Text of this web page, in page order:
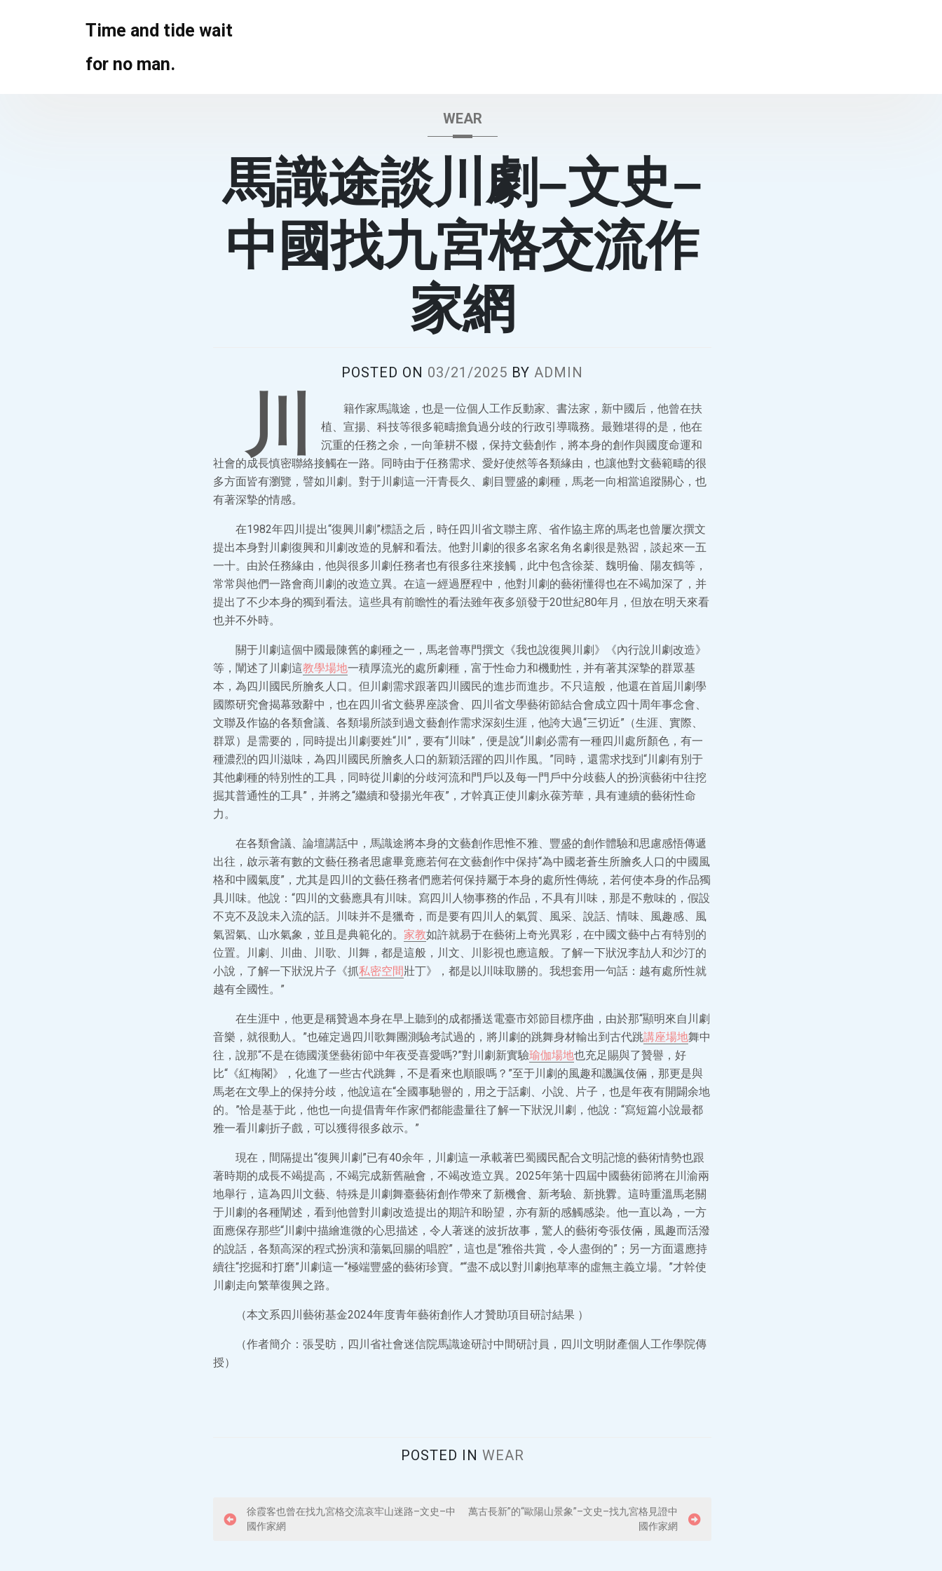
Time and tide wait
for no man.
WEAR
馬識途談川劇–文史–
中國找九宮格交流作
家網
POSTED ON 03/21/2025 BY ADMIN
川
籍作家馬識途，也是一位個人工作反動家、書法家，新中國后，他曾在扶
植、宣揚、科技等很多範疇擔負過分歧的行政引導職務。最難堪得的是，他在
沉重的任務之余，一向筆耕不輟，保持文藝創作，將本身的創作與國度命運和
社會的成長慎密聯絡接觸在一路。同時由于任務需求、愛好使然等各類緣由，也讓他對文藝範疇的很
多方面皆有瀏覽，譬如川劇。對于川劇這一汗青長久、劇目豐盛的劇種，馬老一向相當追蹤關心，也
有著深摯的情感。
在1982年四川提出“復興川劇”標語之后，時任四川省文聯主席、省作協主席的馬老也曾屢次撰文
提出本身對川劇復興和川劇改造的見解和看法。他對川劇的很多名家名角名劇很是熟習，談起來一五
一十。由於任務緣由，他與很多川劇任務者也有很多往來接觸，此中包含徐棻、魏明倫、陽友鶴等，
常常與他們一路會商川劇的改造立異。在這一經過歷程中，他對川劇的藝術懂得也在不竭加深了，并
提出了不少本身的獨到看法。這些具有前瞻性的看法雖年夜多頒發于20世紀80年月，但放在明天來看
也并不外時。
關于川劇這個中國最陳舊的劇種之一，馬老曾專門撰文《我也說復興川劇》《內行說川劇改造》
等，闡述了川劇這教學場地一積厚流光的處所劇種，富于性命力和機動性，并有著其深摯的群眾基
本，為四川國民所膾炙人口。但川劇需求跟著四川國民的進步而進步。不只這般，他還在首屆川劇學
國際研究會揭幕致辭中，也在四川省文藝界座談會、四川省文學藝術節結合會成立四十周年事念會、
文聯及作協的各類會議、各類場所談到過文藝創作需求深刻生涯，他誇大過“三切近”（生涯、實際、
群眾）是需要的，同時提出川劇要姓“川”，要有“川味”，便是說“川劇必需有一種四川處所顏色，有一
種濃烈的四川滋味，為四川國民所膾炙人口的新穎活躍的四川作風。”同時，還需求找到“川劇有別于
其他劇種的特別性的工具，同時從川劇的分歧河流和門戶以及每一門戶中分歧藝人的扮演藝術中往挖
掘其普通性的工具”，并將之“繼續和發揚光年夜”，才幹真正使川劇永葆芳華，具有連續的藝術性命
力。
在各類會議、論壇講話中，馬識途將本身的文藝創作思惟不雅、豐盛的創作體驗和思慮感悟傳遞
出往，啟示著有數的文藝任務者思慮畢竟應若何在文藝創作中保持“為中國老蒼生所膾炙人口的中國風
格和中國氣度”，尤其是四川的文藝任務者們應若何保持屬于本身的處所性傳統，若何使本身的作品獨
具川味。他說：“四川的文藝應具有川味。寫四川人物事務的作品，不具有川味，那是不敷味的，假設
不克不及說未入流的話。川味并不是獵奇，而是要有四川人的氣質、風采、說話、情味、風趣感、風
氣習氣、山水氣象，並且是典範化的。 家教如許就易于在藝術上奇光異彩，在中國文藝中占有特別的
位置。川劇、川曲、川歌、川舞，都是這般，川文、川影視也應這般。了解一下狀況李劼人和沙汀的
小說，了解一下狀況片子《抓私密空間壯丁》，都是以川味取勝的。我想套用一句話：越有處所性就
越有全國性。”
在生涯中，他更是稱贊過本身在早上聽到的成都播送電臺市郊節目標序曲，由於那“顯明來自川劇
音樂，就很動人。”也確定過四川歌舞團測驗考試過的，將川劇的跳舞身材輸出到古代跳講座場地舞中
往，說那“不是在德國漢堡藝術節中年夜受喜愛嗎?”對川劇新實驗瑜伽場地也充足賜與了贊譽，好
比“《紅梅閣》，化進了一些古代跳舞，不是看來也順眼嗎？”至于川劇的風趣和譏諷伎倆，那更是與
馬老在文學上的保持分歧，他說這在“全國事馳譽的，用之于話劇、小說、片子，也是年夜有開闢余地
的。”恰是基于此，他也一向提倡青年作家們都能盡量往了解一下狀況川劇，他說：“寫短篇小說最都
雅一看川劇折子戲，可以獲得很多啟示。”
現在，間隔提出“復興川劇”已有40余年，川劇這一承載著巴蜀國民配合文明記憶的藝術情勢也跟
著時期的成長不竭提高，不竭完成新舊融會，不竭改造立異。2025年第十四屆中國藝術節將在川渝兩
地舉行，這為四川文藝、特殊是川劇舞臺藝術創作帶來了新機會、新考驗、新挑釁。這時重溫馬老關
于川劇的各種闡述，看到他曾對川劇改造提出的期許和盼望，亦有新的感觸感染。他一直以為，一方
面應保存那些“川劇中描繪進微的心思描述，令人著迷的波折故事，驚人的藝術夸張伎倆，風趣而活潑
的說話，各類高深的程式扮演和蕩氣回腸的唱腔”，這也是“雅俗共賞，令人盡倒的”；另一方面還應持
續往“挖掘和打磨”川劇這一“極端豐盛的藝術珍寶。”“盡不成以對川劇抱草率的虛無主義立場。”才幹使
川劇走向繁華復興之路。
（本文系四川藝術基金2024年度青年藝術創作人才贊助項目研討結果 ）
（作者簡介：張旻昉，四川省社會迷信院馬識途研討中間研討員，四川文明財產個人工作學院傳
授）
POSTED IN WEAR
P
徐霞客也曾在找九宮格交流哀牢山迷路–文史–中
國作家網
萬古長新”的“歐陽山景象”–文史–找九宮格見證中
國作家網